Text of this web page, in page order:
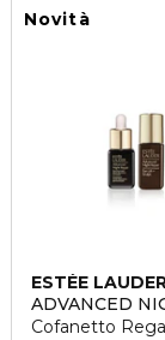
Novità
ESTÉE
ADVANCED
Cofanetto